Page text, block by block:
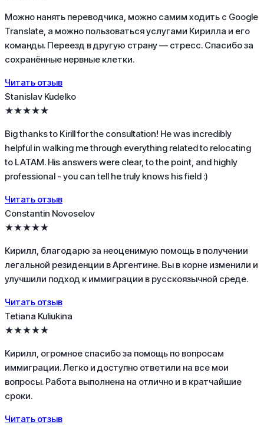
Можно нанять переводчика, можно самим ходить с Google
Translate, а можно пользоваться услугами Кирилла и его
команды. Переезд в другую страну — стресс. Спасибо за
сохранённые нервные клетки.
Читать отзыв
Stanislav Kudelko
★★★★★
Big thanks to Kirill for the consultation! He was incredibly
helpful in walking me through everything related to relocating
to LATAM. His answers were clear, to the point, and highly
professional - you can tell he truly knows his field :)
Читать отзыв
Constantin Novoselov
★★★★★
Кирилл, благодарю за неоценимую помощь в получении
легальной резиденции в Аргентине. Вы в корне изменили и
улучшили подход к иммиграции в русскоязычной среде.
Читать отзыв
Tetiana Kuliukina
★★★★★
Кирилл, огромное спасибо за помощь по вопросам
иммиграции. Легко и доступно ответили на все мои
вопросы. Работа выполнена на отлично и в кратчайшие
сроки.
Читать отзыв